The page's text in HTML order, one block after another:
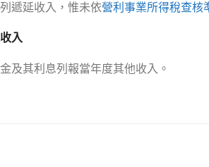
遞延收入，惟未依營利事業所得稅查核
入
及其利息列報當年度其他收入。